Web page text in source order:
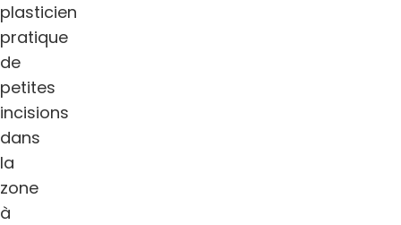
plasticien
pratique
de
petites
incisions
dans
la
zone
à